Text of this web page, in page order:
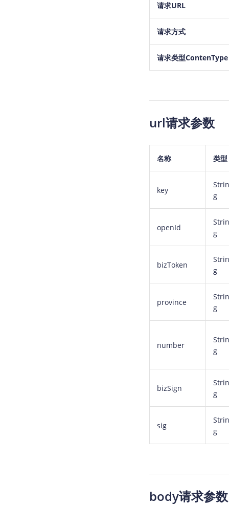
请求URL
请求方式
请求类型ContenType
url请求参数
名称 类型
key
Strin
g
openId
Strin
g
bizToken
Strin
g
province
Strin
g
number
Strin
g
bizSign
Strin
g
sig
Strin
g
body请求参数